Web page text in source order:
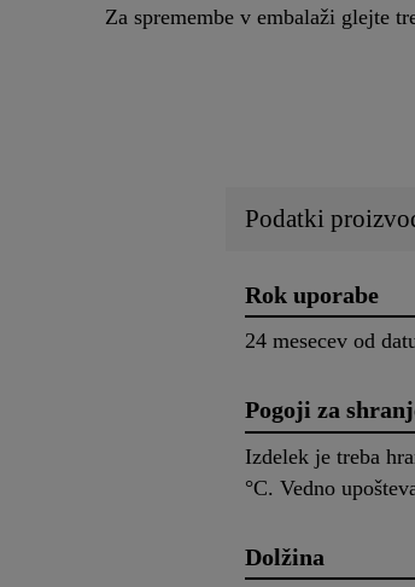
Za spremembe v embalaži glejte
Podatki
Rok uporabe
24 mesecev od
Pogoji za
Izdelek je treba
°C. Vedno
Dolžina